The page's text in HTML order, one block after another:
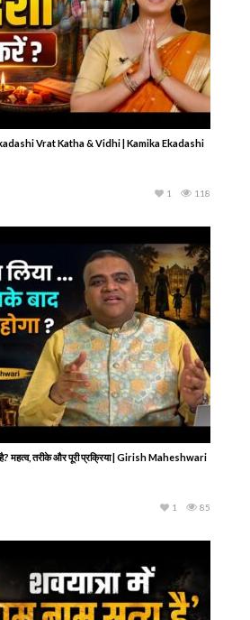
Vrat Katha & Vidhi | Kamika Ekadashi
118
1
महत्व, तरीके और पूरी प्रक्रिया | Girish Maheshwari
85
1